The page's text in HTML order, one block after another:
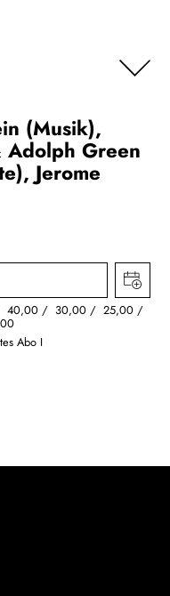
(Musik),
Adolph Green
Jerome
40,00 30,00 25,00
Abo I